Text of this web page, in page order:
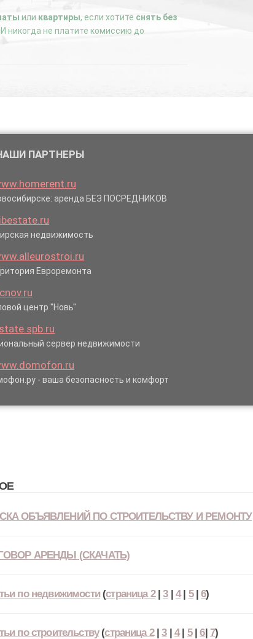
или квартиры, если хотите снять без
никогда не платите комиссию до
ПАРТНЕРЫ
аренда БЕЗ ПОСРЕДНИКОВ
недвижимость
Евроремонта
центр "Новь"
сервер недвижимости
- ваша безопасность и комфорт
ОБЪЯВЛЕНИЙ ПО СТРОИТЕЛЬСТВУ И РЕМОНТУ
АРЕНДЫ (СКАЧАТЬ)
по недвижимости(страница 2|3| 4| 5|6)
по строительству(страница 2|3|4| 5|6| 7)